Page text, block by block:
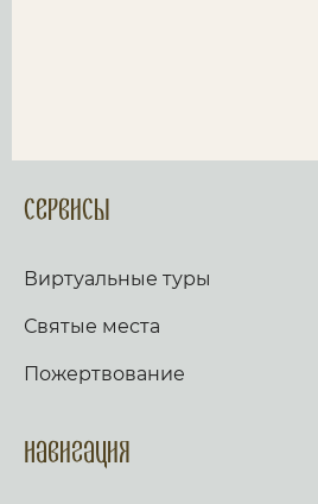
Сервисы
Виртуальные туры
Святые места
Пожертвование
Навигация